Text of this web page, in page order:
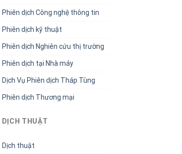
Phiên dịch Công nghệ thông tin
Phiên dịch kỹ thuật
Phiên dịch Nghiên cứu thị trường
Phiên dịch tại Nhà máy
Dịch Vụ Phiên dịch Tháp Tùng
Phiên dịch Thương mại
DỊCH THUẬT
Dịch thuật